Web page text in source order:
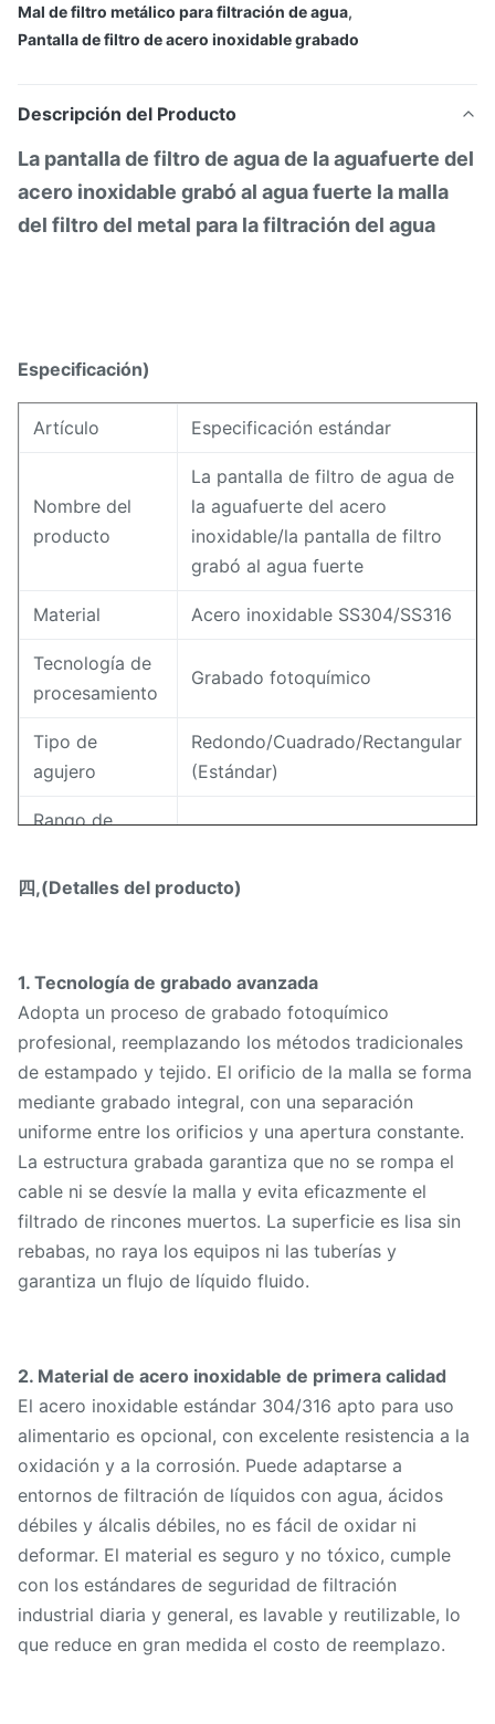
Mal de filtro metálico para filtración de agua,
Pantalla de filtro de acero inoxidable grabado
Descripción del Producto
La pantalla de filtro de agua de la aguafuerte del
acero inoxidable grabó al agua fuerte la malla
del filtro del metal para la filtración del agua
Especificación)
Artículo Especificación estándar
Nombre del
producto
La pantalla de filtro de agua de
la aguafuerte del acero
inoxidable/la pantalla de filtro
grabó al agua fuerte
Material Acero inoxidable SS304/SS316
Tecnología de
procesamiento
Grabado fotoquímico
Tipo de
agujero
Redondo/Cuadrado/Rectangular
(Estándar)
Rango de
Espesor de la
Característica
Superficie lisa, sin rebabas,
resistente a la corrosión,
reutilizable, fácil de limpiar
Solicitud
Filtración de agua, filtración de
líquidos, filtros domésticos,
pequeños equipos industriales.
Cantidad
mínima de
pedido
10 PCS (tamaño estándar en
四,(Detalles del producto)
1. Tecnología de grabado avanzada
Adopta un proceso de grabado fotoquímico
profesional, reemplazando los métodos tradicionales
de estampado y tejido. El orificio de la malla se forma
mediante grabado integral, con una separación
uniforme entre los orificios y una apertura constante.
La estructura grabada garantiza que no se rompa el
cable ni se desvíe la malla y evita eficazmente el
filtrado de rincones muertos. La superficie es lisa sin
rebabas, no raya los equipos ni las tuberías y
garantiza un flujo de líquido fluido.
2. Material de acero inoxidable de primera calidad
El acero inoxidable estándar 304/316 apto para uso
alimentario es opcional, con excelente resistencia a la
oxidación y a la corrosión. Puede adaptarse a
entornos de filtración de líquidos con agua, ácidos
débiles y álcalis débiles, no es fácil de oxidar ni
deformar. El material es seguro y no tóxico, cumple
con los estándares de seguridad de filtración
industrial diaria y general, es lavable y reutilizable, lo
que reduce en gran medida el costo de reemplazo.